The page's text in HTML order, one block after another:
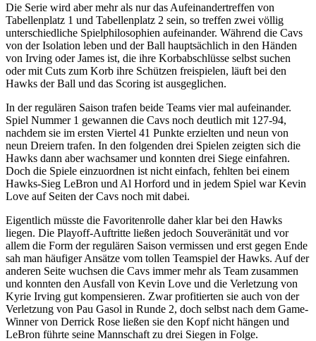
Die Serie wird aber mehr als nur das Aufeinandertreffen von
Tabellenplatz 1 und Tabellenplatz 2 sein, so treffen zwei völlig
unterschiedliche Spielphilosophien aufeinander. Während die Cavs
von der Isolation leben und der Ball hauptsächlich in den Händen
von Irving oder James ist, die ihre Korbabschlüsse selbst suchen
oder mit Cuts zum Korb ihre Schützen freispielen, läuft bei den
Hawks der Ball und das Scoring ist ausgeglichen.
In der regulären Saison trafen beide Teams vier mal aufeinander.
Spiel Nummer 1 gewannen die Cavs noch deutlich mit 127-94,
nachdem sie im ersten Viertel 41 Punkte erzielten und neun von
neun Dreiern trafen. In den folgenden drei Spielen zeigten sich die
Hawks dann aber wachsamer und konnten drei Siege einfahren.
Doch die Spiele einzuordnen ist nicht einfach, fehlten bei einem
Hawks-Sieg LeBron und Al Horford und in jedem Spiel war Kevin
Love auf Seiten der Cavs noch mit dabei.
Eigentlich müsste die Favoritenrolle daher klar bei den Hawks
liegen. Die Playoff-Auftritte ließen jedoch Souveränität und vor
allem die Form der regulären Saison vermissen und erst gegen Ende
sah man häufiger Ansätze vom tollen Teamspiel der Hawks. Auf der
anderen Seite wuchsen die Cavs immer mehr als Team zusammen
und konnten den Ausfall von Kevin Love und die Verletzung von
Kyrie Irving gut kompensieren. Zwar profitierten sie auch von der
Verletzung von Pau Gasol in Runde 2, doch selbst nach dem Game-
Winner von Derrick Rose ließen sie den Kopf nicht hängen und
LeBron führte seine Mannschaft zu drei Siegen in Folge.